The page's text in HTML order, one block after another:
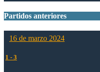
Partidos anteriores
16 de marzo 2024
1 - 3